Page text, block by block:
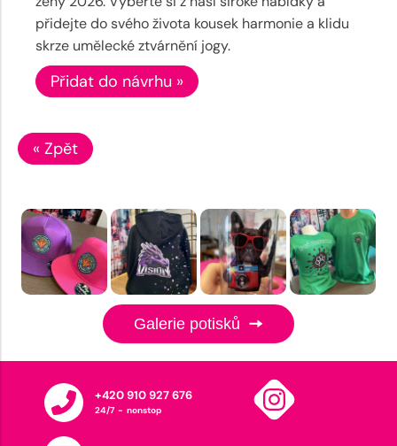
přidejte do svého života kousek harmonie a klidu
skrze umělecké ztvárnění jogy.
Přidat do návrhu »
« Zpět
Galerie potisků
+420 910 927 676
24/7 - nonstop